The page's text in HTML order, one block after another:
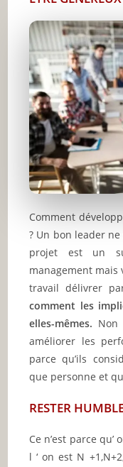
Comment
? Un bon leader
projet est un
management
travail délivrer
comment les
elles-mêmes. Non
améliorer les
parce qu’ils
que personne et
RESTER
Ce n’est parce
l ‘ on est N